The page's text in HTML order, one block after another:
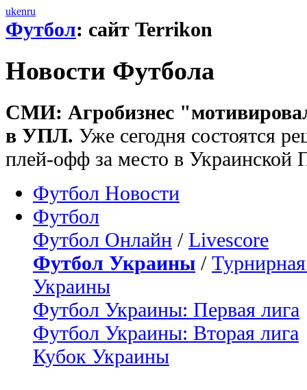
ukenru
Футбол: сайт Terrikon
Новости Футбола
СМИ: Агробизнес
в УПЛ. Уже сегодня состоятся
плей-офф за место в Украинской
Футбол Новости
Футбол
Футбол Онлайн / Livescore
Футбол Украины /
Украины
Футбол Украины: Первая лига
Футбол Украины: Вторая лига
Кубок Украины